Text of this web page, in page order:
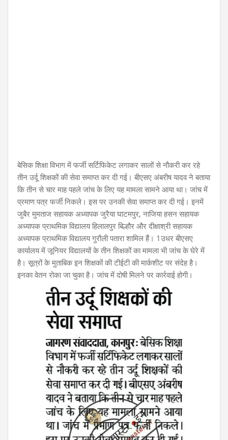
बेसिक शिक्षा विभाग में फर्जी सर्टिफिकेट लगाकर सालों से नौकरी कर रहे
तीन उर्दू शिक्षकों की सेवा समाप्त कर दी गई। बीएसए अंबरीष यादव ने बताया
कि तीन से चार माह पहले जांच के लिए यह मामला सामने आया था। जांच में
प्रमाण पत्र फर्जी निकले। इस पर उनकी सेवा समाप्त कर दी गई। इनमें
जुबैर मुमताज सहायक अध्यापक जुरैया घाटमपुर, नाजिया हसन सहायक
अध्यापक प्राथमिक विद्यालय हिलालपुर बिल्हौर और दीक्षाश्री सहायक
अध्यापक प्राथमिक विद्यालय गुरौली पतारा शामिल हैं। 1उधर बीएसए
कार्यालय में जूनियर विद्यालयों के तीन शिक्षकों का मामला भी जांच के घेरे में
है। सूत्रों के मुताबिक इन शिक्षकों की टीईटी की मार्कशीट पर संदेह है।
इनका वेतन रोका जा चुका है। जांच में दोषी मिलने पर कार्रवाई होगी।